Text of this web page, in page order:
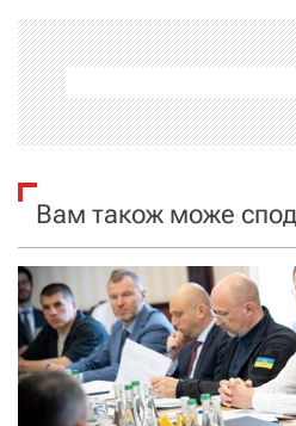
ц
і
я
з
а
п
и
с
Вам також може